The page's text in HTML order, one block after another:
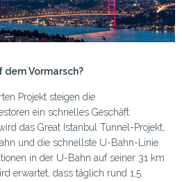
Vormarsch?
Projekt steigen die
ein schnelles Geschäft
das Great Istanbul Tunnel-Projekt,
und die schnellste U-Bahn-Linie
in der U-Bahn auf seiner 31 km
erwartet, dass täglich rund 1,5